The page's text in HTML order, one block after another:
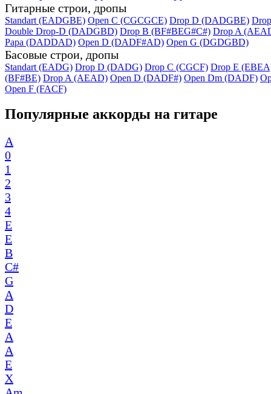
Гитарные строи, дропы
Standart (EADGBE) Open C (CGCGCE) Drop D (DADGBE)
Double Drop-D (DADGBD) Drop B (BF#BEG#C#) Drop A
Papa (DADDAD) Open D (DADF#AD) Open G (DGDGBD)
Басовые строи, дропы
Standart (EADG) Drop D (DADG) Drop C (CGCF) Drop E
(BF#BE) Drop A (AEAD) Open D (DADF#) Open Dm (DADF)
Open F (FACF)
Популярные аккорды на гитаре
A
0
1
2
3
4
E
E
B
C#
G
A
D
E
A
A
E
X